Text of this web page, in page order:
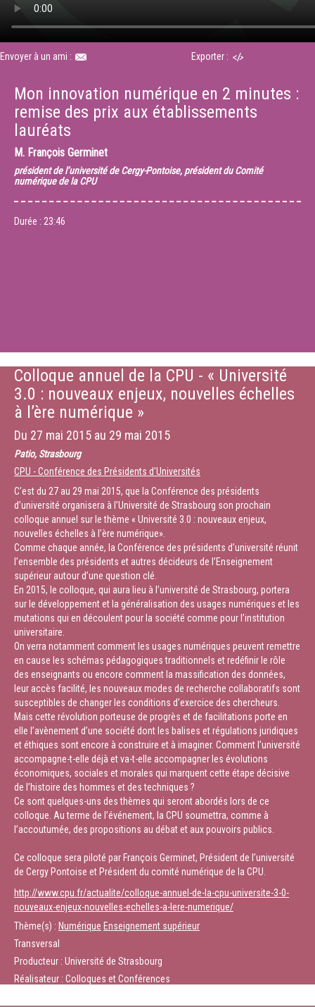
Envoyer à un ami : Exporter :
Mon innovation numérique en 2 minutes :
remise des prix aux établissements
lauréats
M. François Germinet
président de l’université de Cergy-Pontoise, président du Comité
numérique de la CPU
Durée : 23:46
Colloque annuel de la CPU - « Université
3.0 : nouveaux enjeux, nouvelles échelles
à l’ère numérique »
Du 27 mai 2015 au 29 mai 2015
Patio, Strasbourg
CPU - Conférence des Présidents d'Universités
C’est du 27 au 29 mai 2015, que la Conférence des présidents
d’université organisera à l’Université de Strasbourg son prochain
colloque annuel sur le thème « Université 3.0 : nouveaux enjeux,
nouvelles échelles à l’ère numérique».
Comme chaque année, la Conférence des présidents d’université réunit
l’ensemble des présidents et autres décideurs de l’Enseignement
supérieur autour d’une question clé.
En 2015, le colloque, qui aura lieu à l’université de Strasbourg, portera
sur le développement et la généralisation des usages numériques et les
mutations qui en découlent pour la société comme pour l’institution
universitaire.
On verra notamment comment les usages numériques peuvent remettre
en cause les schémas pédagogiques traditionnels et redéfinir le rôle
des enseignants ou encore comment la massification des données,
leur accès facilité, les nouveaux modes de recherche collaboratifs sont
susceptibles de changer les conditions d’exercice des chercheurs.
Mais cette révolution porteuse de progrès et de facilitations porte en
elle l’avènement d’une société dont les balises et régulations juridiques
et éthiques sont encore à construire et à imaginer. Comment l’université
accompagne-t-elle déjà et va-t-elle accompagner les évolutions
économiques, sociales et morales qui marquent cette étape décisive
de l’histoire des hommes et des techniques ?
Ce sont quelques-uns des thèmes qui seront abordés lors de ce
colloque. Au terme de l’événement, la CPU soumettra, comme à
l’accoutumée, des propositions au débat et aux pouvoirs publics.
Ce colloque sera piloté par François Germinet, Président de l’université
de Cergy Pontoise et Président du comité numérique de la CPU.
http://www.cpu.fr/actualite/colloque-annuel-de-la-cpu-universite-3-0-
nouveaux-enjeux-nouvelles-echelles-a-lere-numerique/
Thème(s) : Numérique Enseignement supérieur
Transversal
Producteur : Université de Strasbourg
Réalisateur : Colloques et Conférences